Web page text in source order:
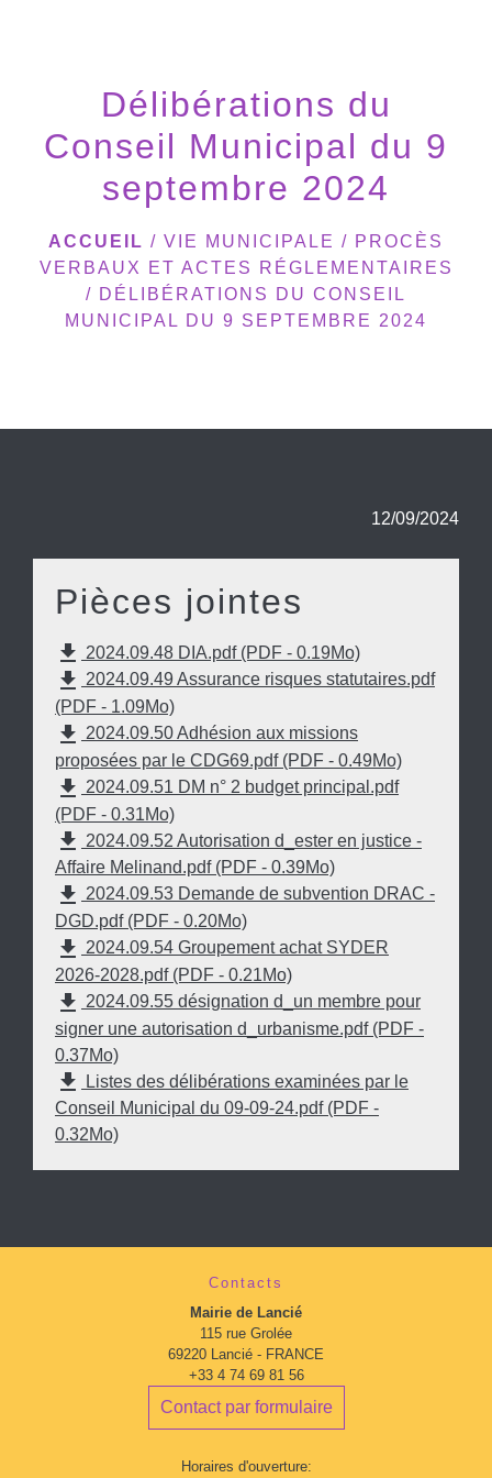
Délibérations du
Conseil Municipal du 9
septembre 2024
ACCUEIL / VIE MUNICIPALE / PROCÈS
VERBAUX ET ACTES RÉGLEMENTAIRES
/ DÉLIBÉRATIONS DU CONSEIL
MUNICIPAL DU 9 SEPTEMBRE 2024
12/09/2024
Pièces jointes
file_download 2024.09.48 DIA.pdf (PDF - 0.19Mo)
file_download 2024.09.49 Assurance risques statutaires.pdf
(PDF - 1.09Mo)
file_download 2024.09.50 Adhésion aux missions
proposées par le CDG69.pdf (PDF - 0.49Mo)
file_download 2024.09.51 DM n° 2 budget principal.pdf
(PDF - 0.31Mo)
file_download 2024.09.52 Autorisation d_ester en justice -
Affaire Melinand.pdf (PDF - 0.39Mo)
file_download 2024.09.53 Demande de subvention DRAC -
DGD.pdf (PDF - 0.20Mo)
file_download 2024.09.54 Groupement achat SYDER
2026-2028.pdf (PDF - 0.21Mo)
file_download 2024.09.55 désignation d_un membre pour
signer une autorisation d_urbanisme.pdf (PDF -
0.37Mo)
file_download
Listes des délibérations examinées par le
Conseil Municipal du 09-09-24.pdf (PDF -
0.32Mo)
Contacts
Mairie de Lancié
115 rue Grolée
69220 Lancié - FRANCE
+33 4 74 69 81 56
Contact par formulaire
Horaires d'ouverture: